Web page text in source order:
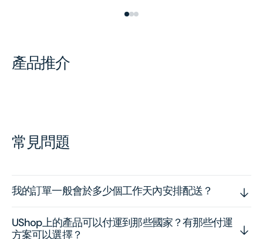
產品推介
常見問題
我的訂單一般會於多少個工作天內安排配送？
UShop上的產品可以付運到那些國家？有那些付運
方案可以選擇？